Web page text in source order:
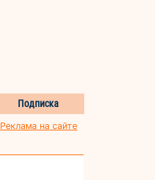
Подписка
Реклама на сайте